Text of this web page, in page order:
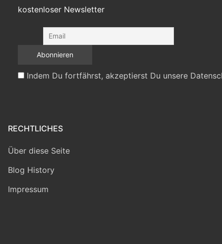
kostenloser Newsletter
Indem Du fortfährst, akzeptierst Du unsere
RECHTLICHES
Über diese Seite
Blog History
Impressum